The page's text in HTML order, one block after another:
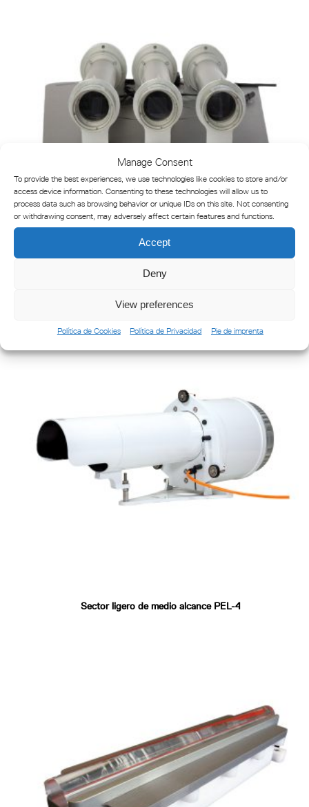
Manage Consent
To provide the best experiences, we use technologies like cookies to store and/or
access device information. Consenting to these technologies will allow us to
process data such as browsing behavior or unique IDs on this site. Not consenting
or withdrawing consent, may adversely affect certain features and functions.
Accept
Deny
View preferences
Política de Cookies Política de Privacidad Pie de imprenta
Luz sectorial LED regulable VLS-46
Sector ligero de medio alcance PEL-4